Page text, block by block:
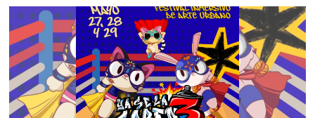
TLAXCALA
2026!
Recordando
los
grandes
conciertos
de
edición